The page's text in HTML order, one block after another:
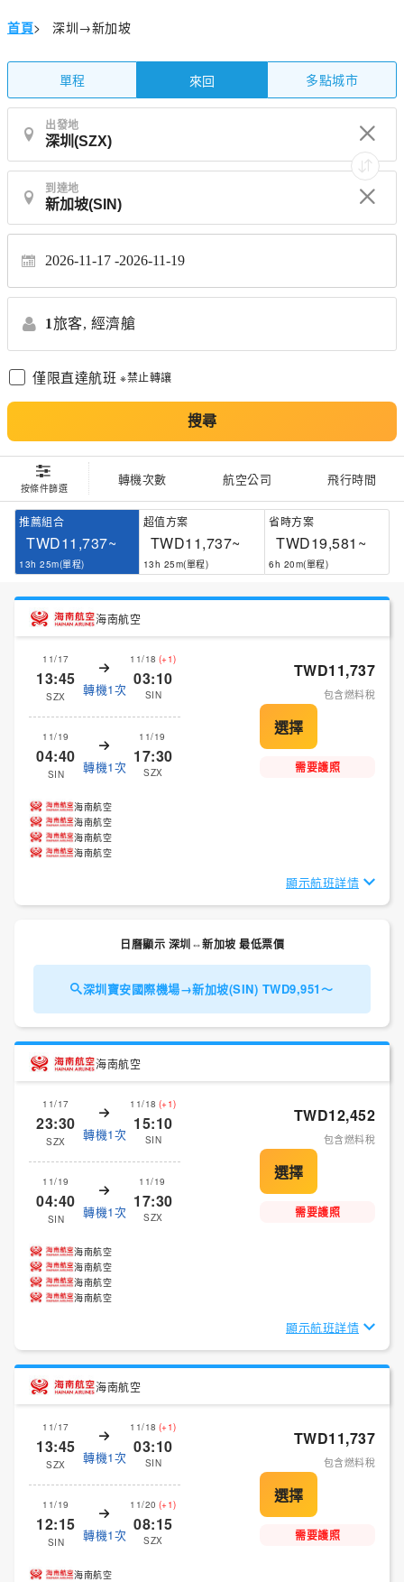
首頁> 深圳→新加坡
單程 來回 多點城市
出發地
到達地
2026-11-17 2026-11-19
1旅客, 經濟艙
僅限直達航班 ※禁止轉讓
搜尋
按條件篩選
轉機次數 航空公司 飛行時間
推薦組合
TWD11,737~
13h 25m(單程)
超值方案
TWD11,737~
13h 25m(單程)
省時方案
TWD19,581~
6h 20m(單程)
海南航空
11/17
13:45
SZX 轉機1次
11/18 (+1)
03:10
SIN
11/19
04:40
SIN 轉機1次
11/19
17:30
SZX
TWD11,737
包含燃料稅
需要護照
海南航空
海南航空
海南航空
海南航空
顯示航班詳情
日曆顯示 深圳⇔新加坡 最低票價
深圳寶安國際機場→新加坡(SIN) TWD9,951～
海南航空
11/17
23:30
SZX 轉機1次
11/18 (+1)
15:10
SIN
11/19
04:40
SIN 轉機1次
11/19
17:30
SZX
TWD12,452
包含燃料稅
需要護照
海南航空
海南航空
海南航空
海南航空
顯示航班詳情
海南航空
11/17
13:45
SZX 轉機1次
11/18 (+1)
03:10
SIN
11/19
12:15
SIN 轉機1次
11/20 (+1)
08:15
SZX
TWD11,737
包含燃料稅
需要護照
海南航空